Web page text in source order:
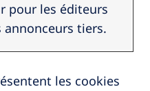
pour les éditeurs
annonceurs tiers.
les cookies